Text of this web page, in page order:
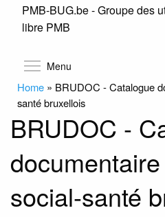
Skip
PMB-BUG.be - Groupe des
libre PMB
Menu
Home » BRUDOC - Catalogue
santé bruxellois
BRUDOC -
social-santé